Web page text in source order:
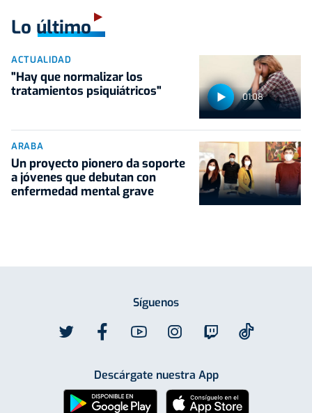
Lo último
01:08
ACTUALIDAD
"Hay que normalizar los
tratamientos psiquiátricos"
ARABA
Un proyecto pionero da soporte
a jóvenes que debutan con
enfermedad mental grave
Síguenos
Descárgate nuestra App